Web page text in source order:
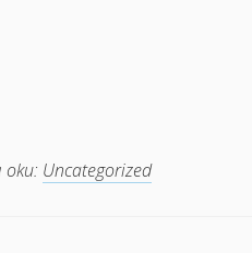
oku: Uncategorized